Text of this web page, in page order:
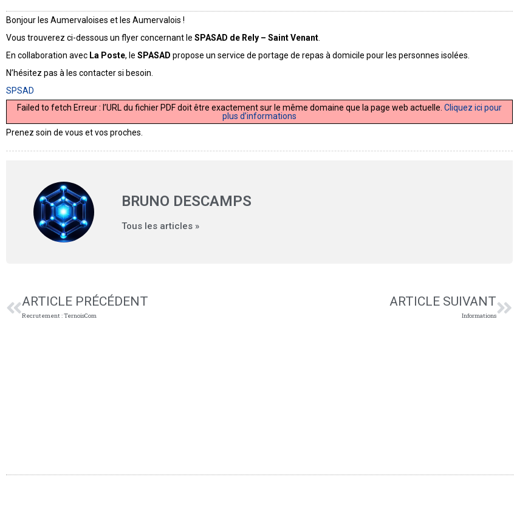
Bonjour les Aumervaloises et les Aumervalois !
Vous trouverez ci-dessous un flyer concernant le SPASAD de Rely – Saint Venant
En collaboration avec La Poste, le SPASAD propose un service de portage de repas à domicile pour les personnes isolées.
N’hésitez pas à les contacter si besoin.
SPSAD
Failed to fetch Erreur : l’URL du fichier PDF doit être exactement sur le même domaine que la page web actuelle. Cliquez ici pour
plus d’informations
Prenez soin de vous et vos proches.
BRUNO DESCAMPS
Tous les articles »
ARTICLE PRÉCÉDENT
Recrutement : TernoisCom
ARTICLE SUIVANT
Informations